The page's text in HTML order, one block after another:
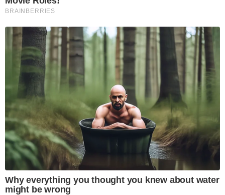
BRAINBERRIES
Why everything you thought you knew about water
might be wrong